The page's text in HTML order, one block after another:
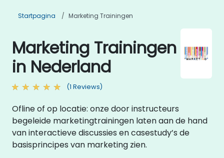
Startpagina Marketing Trainingen
Marketing Trainingen
in Nederland
(1 Reviews)
Ofline of op locatie: onze door instructeurs
begeleide marketingtrainingen laten aan de hand
van interactieve discussies en casestudy’s de
basisprincipes van marketing zien.